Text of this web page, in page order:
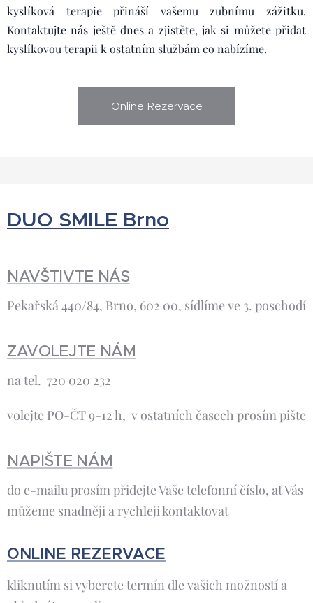
kyslíková terapie přináší vašemu zubnímu zážitku.
Kontaktujte nás ještě dnes a zjistěte, jak si můžete přidat
kyslíkovou terapii k ostatním službám co nabízíme.
Online Rezervace
DUO SMILE Brno
NAVŠTIVTE NÁS
Pekařská 440/84, Brno, 602 00, sídlíme ve 3. poschodí
ZAVOLEJTE NÁM
na tel. 720 020 232
volejte PO-ČT 9-12 h, v ostatních časech prosím pište
NAPIŠTE NÁM
do e-mailu prosím přidejte Vaše telefonní číslo, ať Vás
můžeme snadněji a rychleji kontaktovat
ONLINE REZERVACE
kliknutím si vyberete termín dle vašich možností a